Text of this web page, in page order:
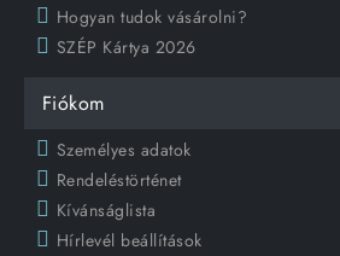
Hogyan tudok vásárolni?
SZÉP Kártya 2026
Fiókom
Személyes adatok
Rendeléstörténet
Kívánságlista
Hírlevél beállítások